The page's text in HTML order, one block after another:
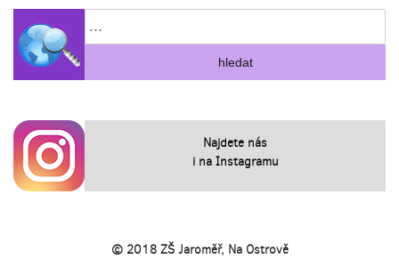
Najdete nás
i na Instagramu
© 2018 ZŠ Jaroměř, Na Ostrově